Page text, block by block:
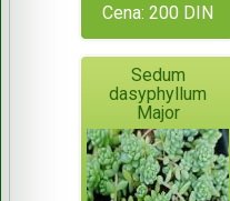
Cena: 200 DIN
Sedum
dasyphyllum
Major